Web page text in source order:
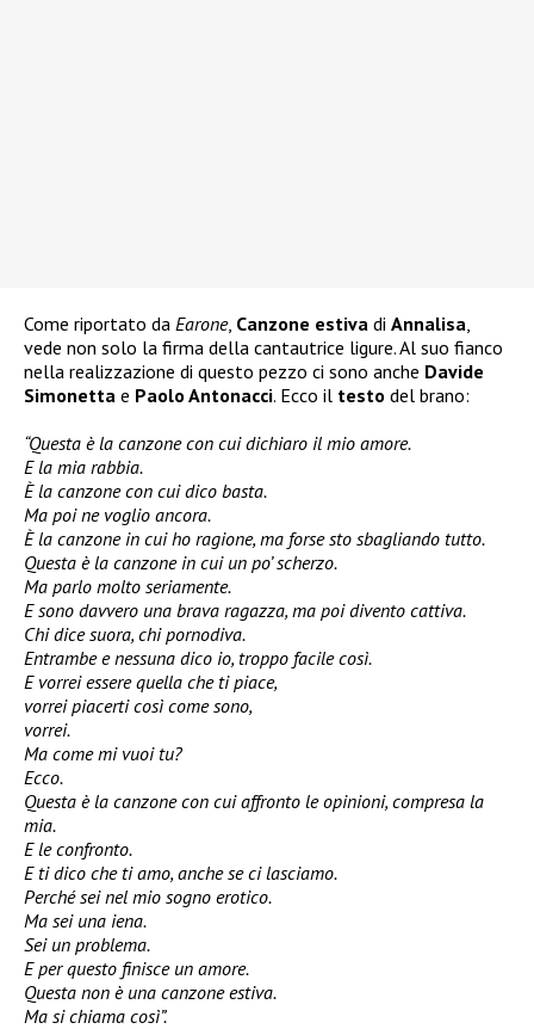
Come riportato da Earone, Canzone estiva di Annalisa
vede non solo la firma della cantautrice ligure. Al suo fianco
nella realizzazione di questo pezzo ci sono anche Davide
Simonetta e Paolo Antonacci. Ecco il testo del brano:
“Questa è la canzone con cui dichiaro il mio amore.
E la mia rabbia.
È la canzone con cui dico basta.
Ma poi ne voglio ancora.
È la canzone in cui ho ragione, ma forse sto sbagliando tutto.
Questa è la canzone in cui un po’ scherzo.
Ma parlo molto seriamente.
E sono davvero una brava ragazza, ma poi divento cattiva.
Chi dice suora, chi pornodiva.
Entrambe e nessuna dico io, troppo facile così.
E vorrei essere quella che ti piace,
vorrei piacerti così come sono,
vorrei.
Ma come mi vuoi tu?
Ecco.
Questa è la canzone con cui affronto le opinioni, compresa la
mia.
E le confronto.
E ti dico che ti amo, anche se ci lasciamo.
Perché sei nel mio sogno erotico.
Ma sei una iena.
Sei un problema.
E per questo finisce un amore.
Questa non è una canzone estiva.
Ma si chiama così”.